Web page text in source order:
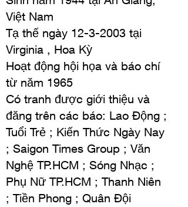
Việt Nam
Tạ thế ngày 12-3-2003 tại
Virginia , Hoa Kỳ
Hoạt động hội họa và báo chí
từ năm 1965
Có tranh được giới thiệu và
đăng trên các báo: Lao Ðộng ;
Tuổi Trẻ ; Kiến Thức Ngày Nay
; Saigon Times Group ; Văn
Nghệ TP.HCM ; Sóng Nhạc ;
Phụ Nữ TP.HCM ; Thanh Niên
; Tiền Phong ; Quân Ðội